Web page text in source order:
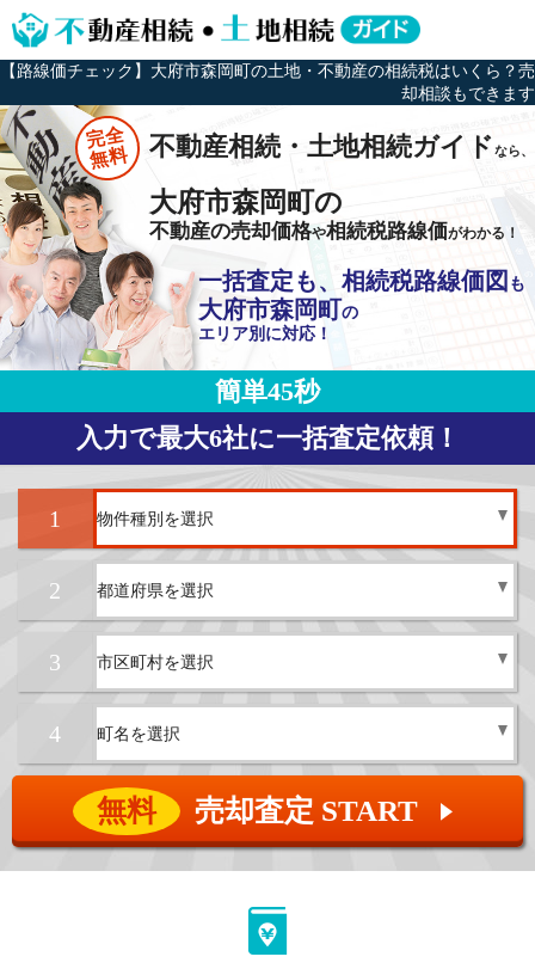
【路線価チェック】大府市森岡町の土地・不動産の相続税はいくら？売
却相談もできます
完全
無料 不動産相続・土地相続ガイドなら、
大府市森岡町の
不動産の売却価格や相続税路線価がわかる！
一括査定も、相続税路線価図 も
大府市森岡町の
エリア別に対応！
簡単45秒
入力で最大6社に一括査定依頼！
1
2
3
4
無料 売却査定 START ▲